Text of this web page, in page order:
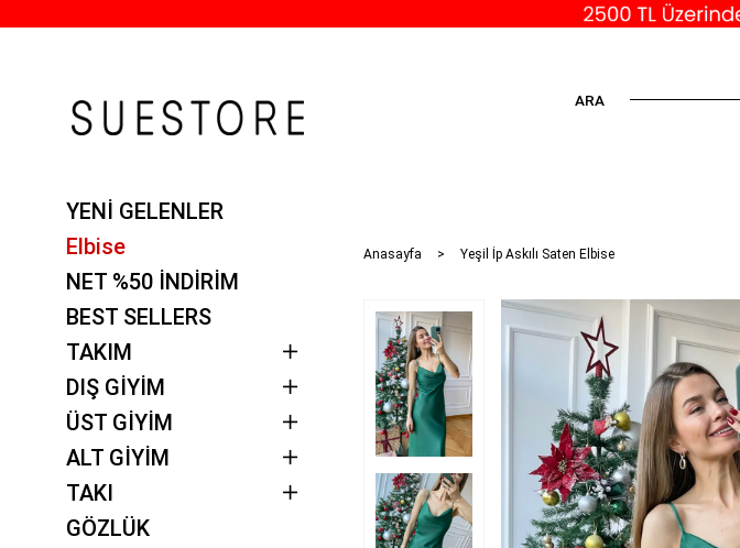
YENİ GELENLER
Elbise
NET %50 İNDİRİM
BEST SELLERS
TAKIM
DIŞ GİYİM
ÜST GİYİM
ALT GİYİM
TAKI
GÖZLÜK
ARA
Anasayfa Yeşil İp Askılı Saten Elbise